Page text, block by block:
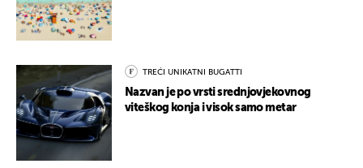
TREĆI UNIKATNI BUGATTI
Nazvan je po vrsti srednjovjekovnog
viteškog konja i visok samo metar